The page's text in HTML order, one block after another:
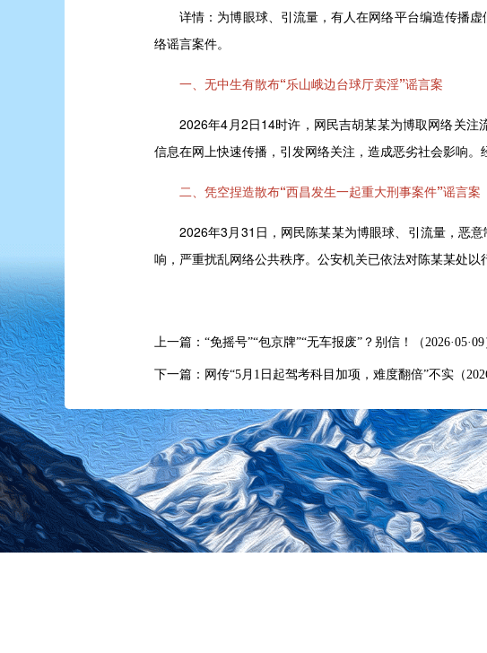
详情： 为博眼球、引流量，有人在网络平台编造传播
络谣言案件。
一、无中生有散布“乐山峨边台球厅卖淫”谣言案
2026年4月2日14时许，网民吉胡某某为博取网络关注
信息在网上快速传播，引发网络关注，造成恶劣社会影响
二、凭空捏造散布“西昌发生一起重大刑事案件”谣言案
2026年3月31日，网民陈某某为博眼球、引流量，恶意
响，严重扰乱网络公共秩序。公安机关已依法对陈某某处以
上一篇：“免摇号”“包京牌”“无车报废”？别信！（2026·05·09
下一篇：网传“5月1日起驾考科目加项，难度翻倍”不实（